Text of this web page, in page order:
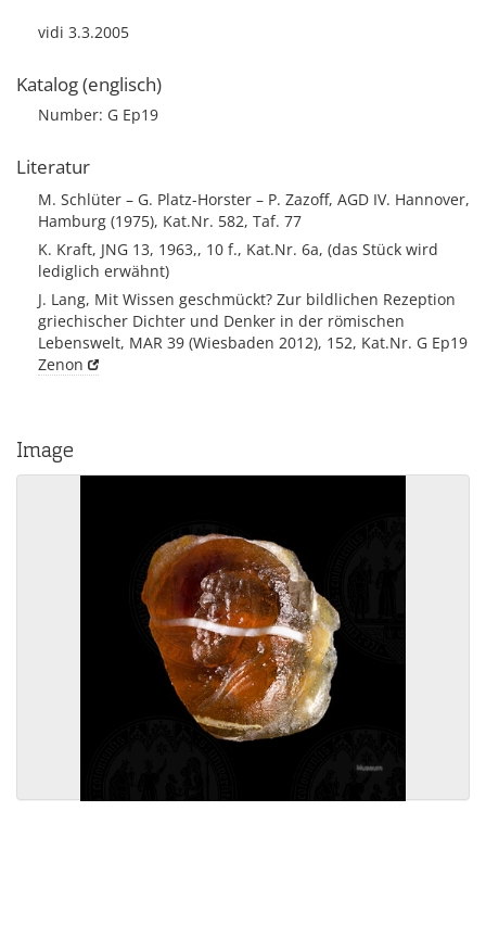
vidi 3.3.2005
Katalog (englisch)
Number: G Ep19
Literatur
M. Schlüter – G. Platz-Horster – P. Zazoff, AGD IV. Hannover,
Hamburg (1975), Kat.Nr. 582, Taf. 77
K. Kraft, JNG 13, 1963,, 10 f., Kat.Nr. 6a, (das Stück wird
lediglich erwähnt)
J. Lang, Mit Wissen geschmückt? Zur bildlichen Rezeption
griechischer Dichter und Denker in der römischen
Lebenswelt, MAR 39 (Wiesbaden 2012), 152, Kat.Nr. G Ep19
Zenon
Image